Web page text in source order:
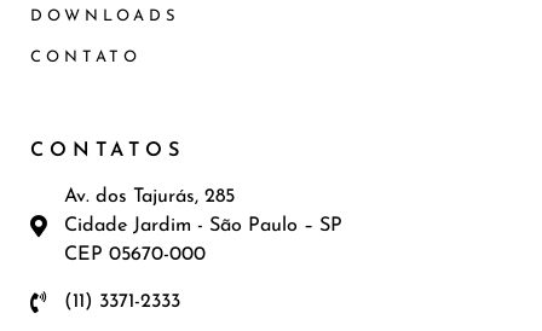
DOWNLOADS
CONTATO
CONTATOS
Av. dos Tajurás, 285
Cidade Jardim - São Paulo – SP
CEP 05670-000
(11) 3371-2333